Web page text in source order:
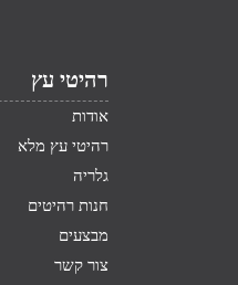
רהיטי עץ
אודות
רהיטי עץ מלא
גלריה
חנות רהיטים
מבצעים
צור קשר